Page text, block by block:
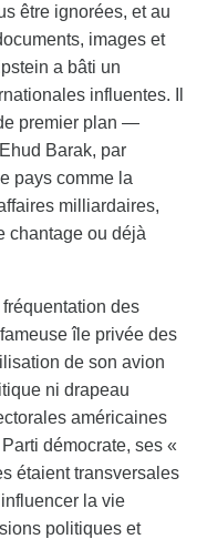
être ignorées, et au
images et
a bâti un
influentes. Il
premier plan —
Barak, par
pays comme la
milliardaires,
chantage ou déjà
des
île privée des
de son avion
ni drapeau
américaines
démocrate, ses «
étaient transversales
la vie
politiques et